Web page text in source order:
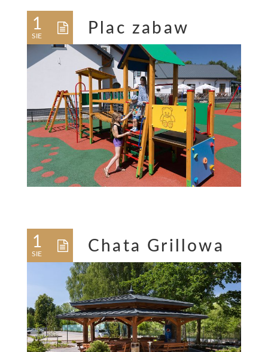
1
SIE Plac zabaw
1
SIE Chata Grillowa